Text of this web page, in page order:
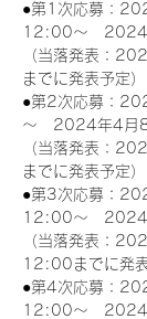
●第1次応募：
12:00～　
（当落発表：
までに発表予定）
●第2次応募：
～　2024年4月
（当落発表：
までに発表予定）
●第3次応募：
12:00～　
（当落発表：
12:00までに発表
●第4次応募：
12:00～　